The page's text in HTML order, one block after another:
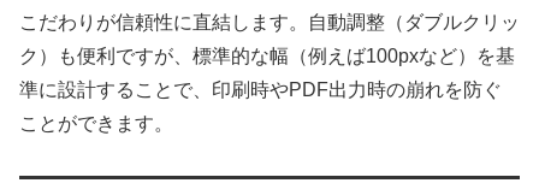
こだわりが信頼性に直結します。自動調整（ダブルクリッ
ク）も便利ですが、標準的な幅（例えば100pxなど）を基
準に設計することで、印刷時やPDF出力時の崩れを防ぐ
ことができます。